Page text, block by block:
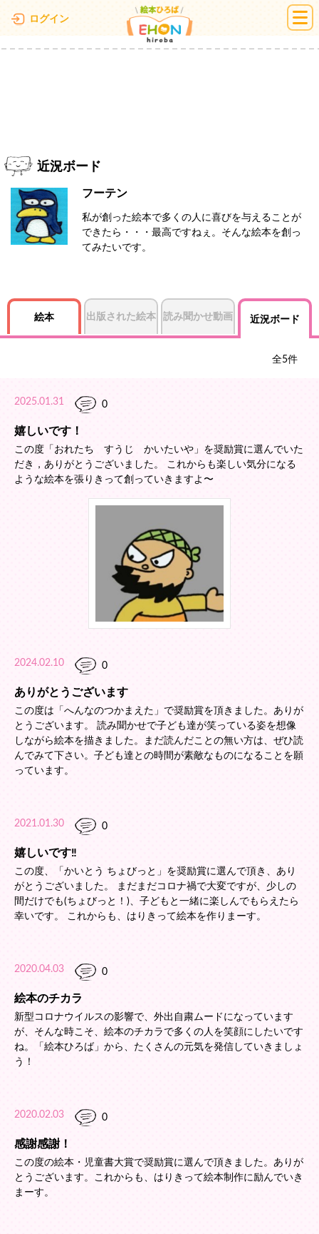
ログイン 絵本ひろば
近況ボード
フーテン
私が創った絵本で多くの人に喜びを与えることが
できたら・・・最高ですねぇ。そんな絵本を創っ
てみたいです。
絵本 出版された絵本 読み聞かせ動画 近況ボード
全5件
2025.01.31 0
嬉しいです！
この度「おれたち すうじ かいたいや」を奨励賞に選んでいた
だき，ありがとうございました。 これからも楽しい気分になる
ような絵本を張りきって創っていきますよ〜
2024.02.10 0
ありがとうございます
この度は「へんなのつかまえた」で奨励賞を頂きました。ありが
とうございます。 読み聞かせで子ども達が笑っている姿を想像
しながら絵本を描きました。まだ読んだことの無い方は、ぜひ読
んでみて下さい。子ども達との時間が素敵なものになることを願
っています。
2021.01.30 0
嬉しいです‼️
この度、「かいとう ちょびっと」を奨励賞に選んで頂き、あり
がとうございました。 まだまだコロナ禍で大変ですが、少しの
間だけでも(ちょびっと！)、子どもと一緒に楽しんでもらえたら
幸いです。 これからも、はりきって絵本を作りまーす。
2020.04.03 0
絵本のチカラ
新型コロナウイルスの影響で、外出自粛ムードになっています
が、そんな時こそ、絵本のチカラで多くの人を笑顔にしたいです
ね。「絵本ひろば」から、たくさんの元気を発信していきましょ
う！
2020.02.03 0
感謝感謝！
この度の絵本・児童書大賞で奨励賞に選んで頂きました。ありが
とうございます。これからも、はりきって絵本制作に励んでいき
まーす。